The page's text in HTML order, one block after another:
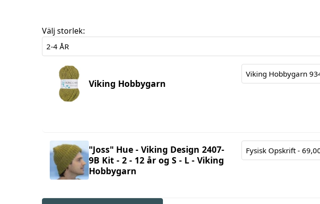
Välj storlek:
Viking Hobbygarn
"Joss" Hue - Viking Design 2407-
9B Kit - 2 - 12 år og S - L - Viking
Hobbygarn